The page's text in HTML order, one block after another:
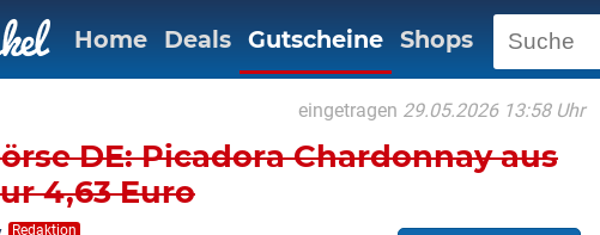
Home Deals Gutscheine Shops
eingetragen 29.05.2026 13:58 Uhr
DE: Picadora Chardonnay aus
4,63 Euro
Redaktion